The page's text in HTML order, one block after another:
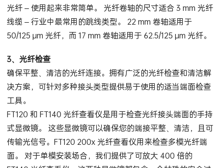
光纤 – 使用起来非常简单。 光纤卷轴的尺寸适合 3 mm 光纤
线缆 – 行业中最常用的跳线类型。 22 mm 卷轴适用于
50/125 µm 光纤，而 17 mm 卷轴适用于 62.5/125 µm 光纤。
3、光纤检查
确保平整、清洁的光纤连接。拥有广泛的光纤检查和清洁解
决方案，可针对多种接头类型提供易于使用的适当端面检查
工具。
FT120 和 FT140 光纤查看仪是用于检查光纤接头端面的手持
式显微镜。 这些显微镜可以确保您的端接平整、清洁，且可
传输光信号。FT120 200x 光纤查看仪用来检查多模光纤端
面。 对于单模安装场合，我们提供了可放大 400 倍的